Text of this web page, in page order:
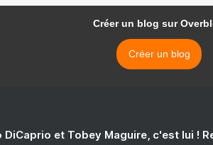
Créer un blog sur
Créer un blog
DiCaprio et Tobey Maguire, c'est lui !